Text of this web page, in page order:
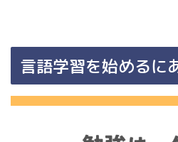
言語学習を始めるに